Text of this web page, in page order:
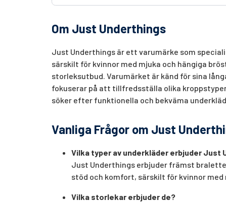
Om Just Underthings
Just Underthings är ett varumärke som
särskilt för kvinnor med mjuka och hängiga
storleksutbud. Varumärket är känd för sina
fokuserar på att tillfredsställa olika
söker efter funktionella och bekväma
Vanliga Frågor om Just
Vilka typer av underkläder erbjuder Just
Just Underthings erbjuder främst
stöd och komfort, särskilt för kvinnor med
Vilka storlekar erbjuder de?